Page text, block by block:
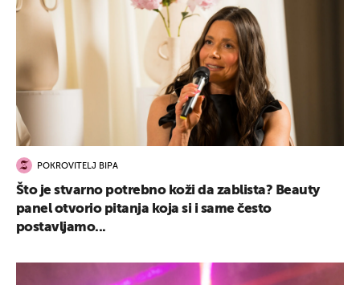
POKROVITELJ BIPA
Što je stvarno potrebno koži da zablista? Beauty
panel otvorio pitanja koja si i same često
postavljamo...